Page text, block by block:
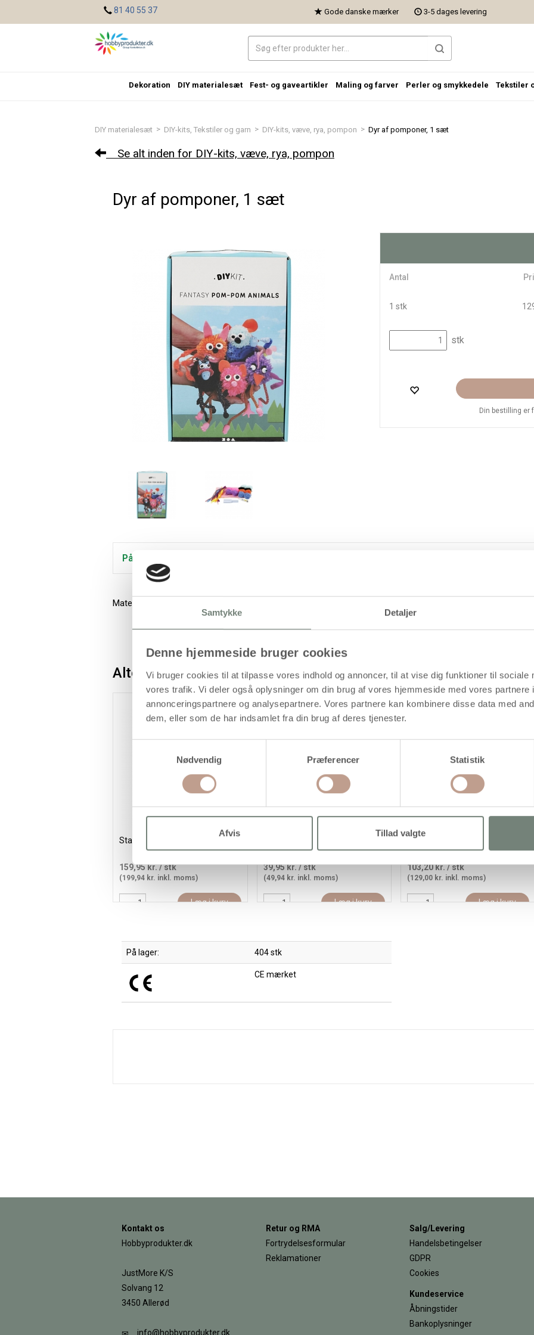
Samtykke Detaljer
Denne hjemmeside bruger cookies
Vi bruger cookies til at tilpasse vores indhold og annoncer, til at vise dig funktioner til sociale
vores trafik. Vi deler også oplysninger om din brug af vores hjemmeside med vores partnere
annonceringspartnere og analysepartnere. Vores partnere kan kombinere disse data med
dem, eller som de har indsamlet fra din brug af deres tjenester.
Nødvendig
Præferencer Statistik
Afvis Tillad valgte
DIY materialesæt > DIY-kits, Tekstiler og garn > DIY-kits, væve, rya, pompon > Dyr af pomponer, 1 sæt
Se alt inden for DIY-kits, væve, rya, pompon
Dyr af pomponer, 1 sæt
Antal
1 stk
stk
Din bestilling er
På lager
Materialesæt til dyr efter fri fantasi af pomponer i garn med chenille, filt og Silk Clay
Alternativer
Start DIY Kit Vævning, 1 pk.
159,95 kr./ stk
(199,94 kr. inkl. moms)
Læg i kurv
colorful, 1 pk.
39,95 kr./ stk
(49,94 kr. inkl. moms)
Læg i kurv
DIY Kit Vævning, Vægophæng,
ass. farver, 1 pk.
103,20 kr./ stk
(129,00 kr. inkl. moms)
Læg i kurv
På lager: 404 stk
CE mærket
81 40 55 37 Gode danske mærker 3-5 dages levering
Dekoration DIY materialesæt Fest- og gaveartikler Maling og farver Perler og smykkedele Tekstiler
Kontakt os
Hobbyprodukter.dk
JustMore K/S
Solvang 12
3450 Allerød
info@hobbyprodukter.dk
Retur og RMA
Fortrydelsesformular
Reklamationer
Salg/Levering
Handelsbetingelser
GDPR
Cookies
Kundeservice
Åbningstider
Bankoplysninger